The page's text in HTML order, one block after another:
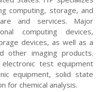
computing, storage, and
and services. Major
computing devices,
devices, as well as a
other imaging products.
test equipment
equipment, solid state
for chemical analysis.